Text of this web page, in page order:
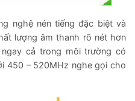
nghệ nén tiếng đặc biệt và
lượng âm thanh rõ nét hơn
cả trong môi trường có
450 – 520MHz nghe gọi cho